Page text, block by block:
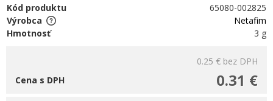
Kód produktu
65080-002825
Výrobca
Netafim
Hmotnosť
3 g
0.25 € bez DPH
0.31 €
Cena s DPH